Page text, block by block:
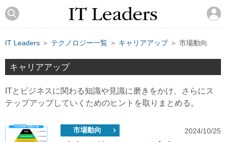
IT Leaders ＞ テクノロジー一覧 ＞ キャリアアップ＞ 市場動向
キャリアアップ
ITとビジネスに関わる知識や見識に磨きをかけ、さらにス
テップアップしていくためのヒントを取りまとめる。
市場動向 2024/10/25